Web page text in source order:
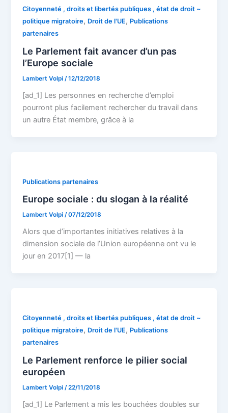
Citoyenneté , droits et libertés publiques , état de droit ~
politique migratoire, Droit de l'UE, Publications
partenaires
Le Parlement fait avancer d’un pas
l’Europe sociale
Lambert Volpi/12/12/2018
[ad_1] Les personnes en recherche d’emploi
pourront plus facilement rechercher du travail dans
un autre État membre, grâce à la
Publications partenaires
Europe sociale : du slogan à la réalité
Lambert Volpi/07/12/2018
Alors que d’importantes initiatives relatives à la
dimension sociale de l’Union européenne ont vu le
jour en 2017[1] — la
Citoyenneté , droits et libertés publiques , état de droit ~
politique migratoire, Droit de l'UE, Publications
partenaires
Le Parlement renforce le pilier social
européen
Lambert Volpi /22/11/2018
[ad_1] Le Parlement a mis les bouchées doubles sur